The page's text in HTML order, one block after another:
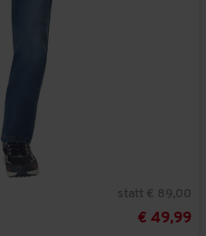
statt € 89,00
€ 49,99